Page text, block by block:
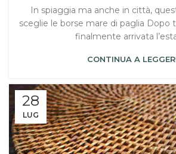
In spiaggia ma anche in città,
sceglie le borse mare di paglia Dopo
finalmente arrivata
CONTINUA A
28
LUG